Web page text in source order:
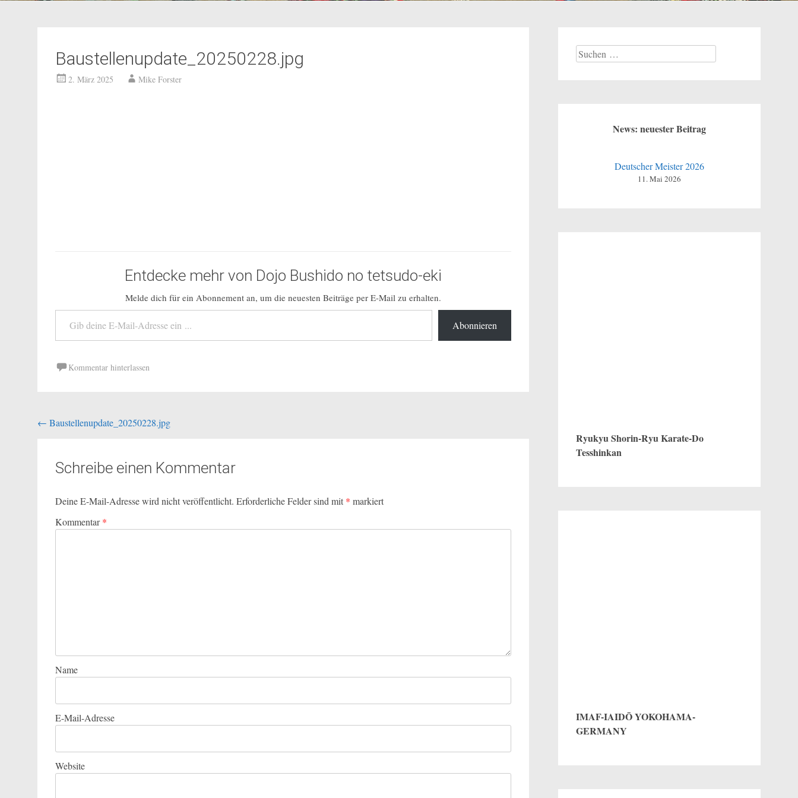
Baustellenupdate_20250228.jpg
2. März 2025 Mike Forster
Entdecke mehr von Dojo Bushido no tetsudo-eki
Melde dich für ein Abonnement an, um die neuesten Beiträge per E-Mail zu erhalten.
Gib deine E-Mail-Adresse ein ...
Abonnieren
Kommentar hinterlassen
Beitragsnavigation
← Baustellenupdate_20250228.jpg
Schreibe einen Kommentar
Deine E-Mail-Adresse wird nicht veröffentlicht. Erforderliche Felder sind mit * markiert
Kommentar*
Name
E-Mail-Adresse
Website
Suchen
nach:
News: neuester Beitrag
Deutscher Meister 2026
11. Mai 2026
Ryukyu Shorin-Ryu Karate-Do
Tesshinkan
IMAF-IAIDŌ YOKOHAMA-
GERMANY